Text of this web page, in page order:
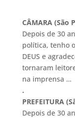
CÂMARA (São
Depois de 30
política, tenho
DEUS e
tornaram
na imprensa …
.
PREFEITURA
Depois de 30